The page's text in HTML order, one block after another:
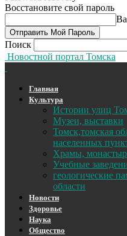
Восстановите свой пароль
Поиск
Новостной портал Томска
Главная
Культура
Истории улиц
Музеи, выставки
Томск,томская
населенных
Храмы,
Учебные
геологические
области
Новости
Здоровье
Наука
Общество